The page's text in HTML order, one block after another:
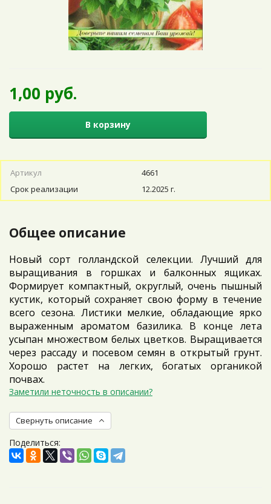
1,00 руб.
В корзину
Артикул
4661
Срок реализации
12.2025 г.
Общее описание
Новый сорт голландской селекции. Лучший для
выращивания в горшках и балконных ящиках.
Формирует компактный, округлый, очень пышный
кустик, который сохраняет свою форму в течение
всего сезона. Листики мелкие, обладающие ярко
выраженным ароматом базилика. В конце лета
усыпан множеством белых цветков. Выращивается
через рассаду и посевом семян в открытый грунт.
Хорошо растет на легких, богатых органикой
почвах.
Заметили неточность в описании?
Свернуть описание
Поделиться: